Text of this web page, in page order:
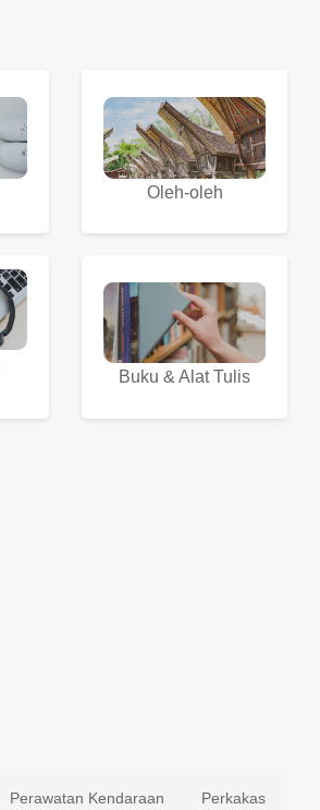
Oleh-oleh
Buku & Alat Tulis
Perawatan Kendaraan Perkakas